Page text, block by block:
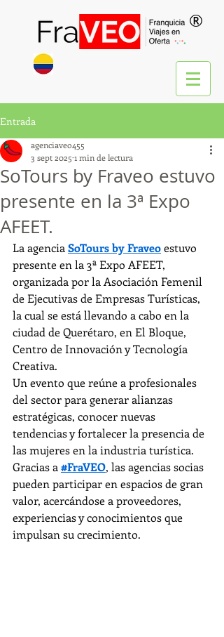
®
Entrada
SoTours by Fraveo estuvo
presente en la 3ª Expo
AFEET.
agenciaveo455
3 sept 2025 1 min de lectura
La agencia SoTours by Fraveo estuvo
presente en la 3ª Expo AFEET,
organizada por la Asociación Femenil
de Ejecutivas de Empresas Turísticas,
la cual se está llevando a cabo en la
ciudad de Querétaro, en El Bloque,
Centro de Innovación y Tecnología
Creativa.
Un evento que reúne a profesionales
del sector para generar alianzas
estratégicas, conocer nuevas
tendencias y fortalecer la presencia de
las mujeres en la industria turística.
Gracias a #FraVEO, las agencias socias
pueden participar en espacios de gran
valor, acercándose a proveedores,
experiencias y conocimientos que
impulsan su crecimiento.